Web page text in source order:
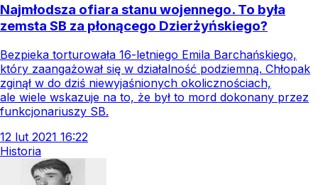
Najmłodsza ofiara stanu wojennego. To była
zemsta SB za płonącego Dzierżyńskiego?
Bezpieka torturowała 16-letniego Emila Barchańskiego,
który zaangażował się w działalność podziemną. Chłopak
zginął w do dziś niewyjaśnionych okolicznościach,
ale wiele wskazuje na to, że był to mord dokonany przez
funkcjonariuszy SB.
12 lut 2021 16:22
Historia